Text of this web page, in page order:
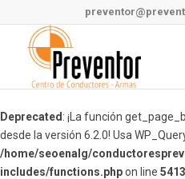
Deprecated : ¡La función
desde la versión 6.2.0! Usa
/home/seoenalg/
includes/functions.phpon line 5413